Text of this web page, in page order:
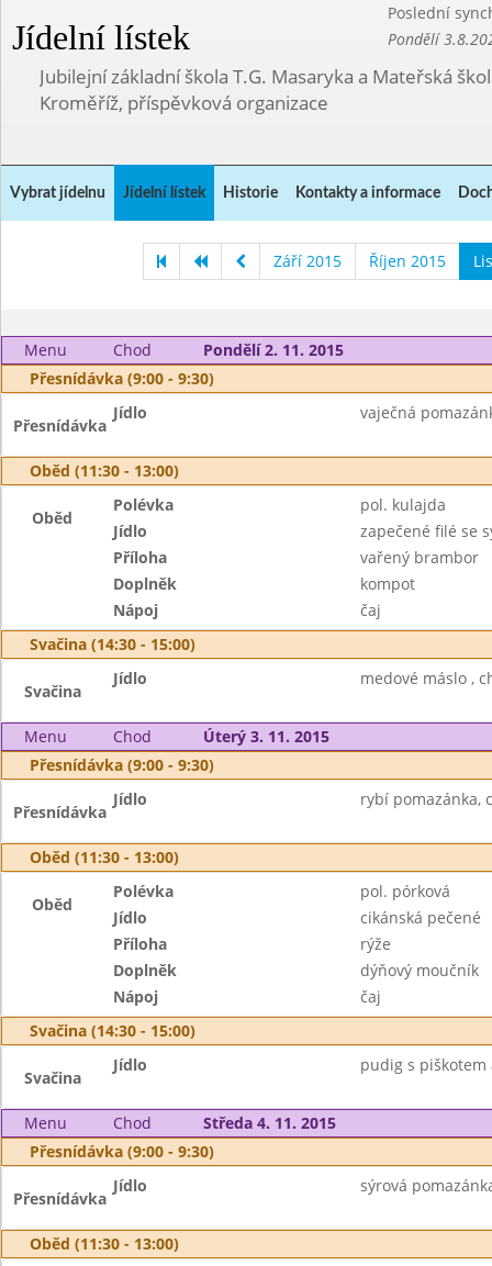
Jídelní lístek
Poslední
Pondělí
Jubilejní základní škola T.G. Masaryka a Mateřská
Kroměříž, příspěvková organizace
Vybrat jídelnu Jídelní lístek Historie Kontakty a informace
Září 2015 Říjen 2015
Menu Chod
Pondělí 2. 11. 2015
Přesnídávka (9:00 - 9:30)
Přesnídávka
Jídlo vaječná
Oběd (11:30 - 13:00)
Oběd
Polévka
pol. kulajda
Jídlo
zapečené filé se
Příloha
vařený brambor
Doplněk
kompot
Nápoj
čaj
Svačina (14:30 - 15:00)
Svačina
Jídlo medové máslo ,
Menu Chod
Úterý 3. 11. 2015
Přesnídávka (9:00 - 9:30)
Přesnídávka
Jídlo rybí pomazánka,
Oběd (11:30 - 13:00)
Oběd
Polévka
pol. pórková
Jídlo
cikánská pečené
Příloha
rýže
Doplněk
dýňový moučník
Nápoj
čaj
Svačina (14:30 - 15:00)
Svačina
Jídlo pudig s piškotem
Menu Chod
Středa 4. 11. 2015
Přesnídávka (9:00 - 9:30)
Přesnídávka
Jídlo sýrová
Oběd (11:30 - 13:00)